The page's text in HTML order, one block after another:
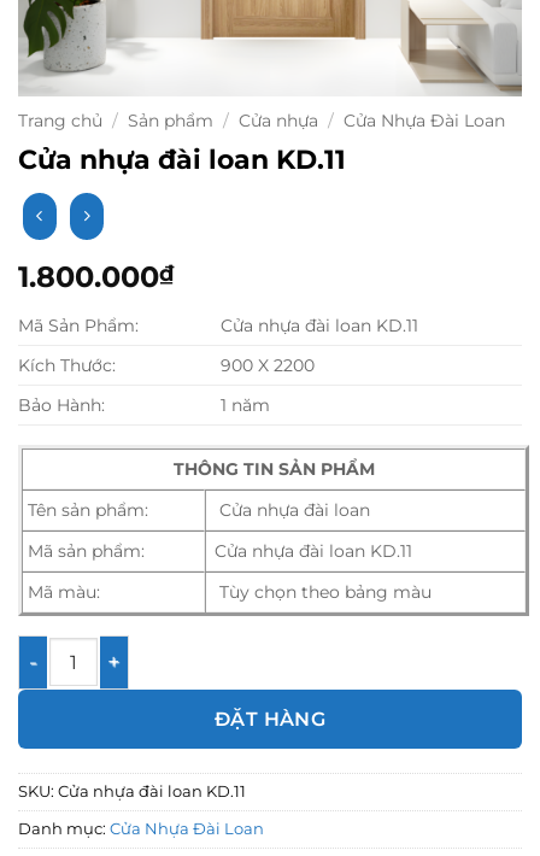
Trang chủ / Sản phẩm / Cửa nhựa / Cửa Nhựa Đài Loan
Cửa nhựa đài loan KD.11
1.800.000₫
Mã Sản Phẩm:
Cửa nhựa đài loan KD.11
Kích Thước:
900 X 2200
Bảo Hành:
1 năm
THÔNG TIN SẢN PHẨM
Tên sản phẩm:
Cửa nhựa đài loan
Mã sản phẩm:
Cửa nhựa đài loan KD.11
Mã màu:
Tùy chọn theo bảng màu
Cửa nhựa đài loan KD.11 số lượng
ĐẶT HÀNG
SKU: Cửa nhựa đài loan KD.11
Danh mục: Cửa Nhựa Đài Loan